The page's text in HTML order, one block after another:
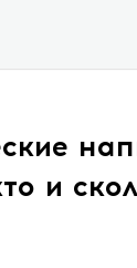
и